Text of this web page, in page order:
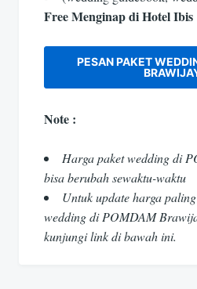
Free Menginap di Hotel Ibis
PESAN PAKET
Note :
Harga paket wedding di
bisa berubah sewaktu-waktu
Untuk update harga
wedding di POMDAM
kunjungi link di bawah ini.